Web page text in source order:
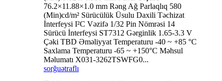
76.2×11.88×1.0 mm Rəng Ağ Parlaqlıq 580
(Min)cd/m² Sürücülük Üsulu Daxili Təchizat
İnterfeysi I²C Vəzifə 1/32 Pin Nömrəsi 14
Sürücü İnterfeysi ST7312 Gərginlik 1.65-3.3 V
Çəki TBD Əməliyyat Temperaturu -40 ~ +85 °C
Saxlama Temperaturu -65 ~ +150°C Məhsul
Məlumatı X031-3262TSWFG0...
sorğuətraflı